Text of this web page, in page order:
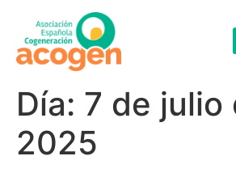
Día: 7 de julio
2025